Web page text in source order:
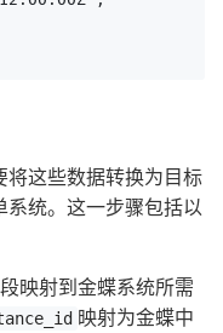
这些数据转换为目标
统。这一步骤包括以
映射到金蝶系统所需
映射为金蝶中